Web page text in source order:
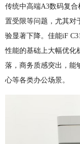
传统中高端A3数码复
置受限等问题，尤其对
验显著下降。佳能iF
性能的基础上大幅优化
落，商务质感突出，能
心等各类办公场景。